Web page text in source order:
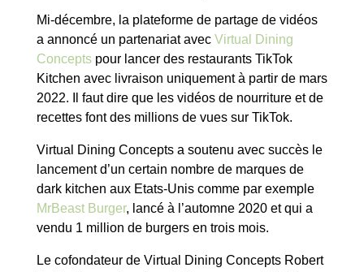
Mi-décembre, la plateforme de partage de vidéos
a annoncé un partenariat avecVirtual Dining
Conceptspour lancer des restaurants TikTok
Kitchen avec livraison uniquement à partir de mars
2022. Il faut dire que les vidéos de nourriture et de
recettes font des millions de vues sur TikTok.
Virtual Dining Concepts a soutenu avec succès le
lancement d’un certain nombre de marques de
dark kitchen aux Etats-Unis comme par exemple
MrBeast Burger, lancé à l’automne 2020 et qui a
vendu 1 million de burgers en trois mois.
Le cofondateur de Virtual Dining Concepts Robert